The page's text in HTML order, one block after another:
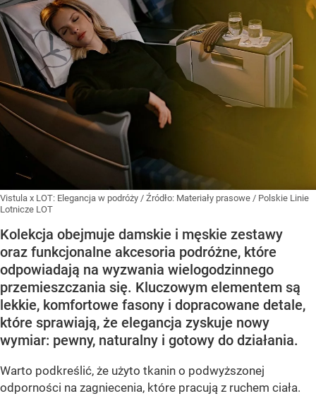
Vistula x LOT: Elegancja w podróży / Źródło: Materiały prasowe / Polskie Linie
Lotnicze LOT
Kolekcja obejmuje damskie i męskie zestawy
oraz funkcjonalne akcesoria podróżne, które
odpowiadają na wyzwania wielogodzinnego
przemieszczania się. Kluczowym elementem są
lekkie, komfortowe fasony i dopracowane detale,
które sprawiają, że elegancja zyskuje nowy
wymiar: pewny, naturalny i gotowy do działania.
Warto podkreślić, że użyto tkanin o podwyższonej
odporności na zagniecenia, które pracują z ruchem ciała.